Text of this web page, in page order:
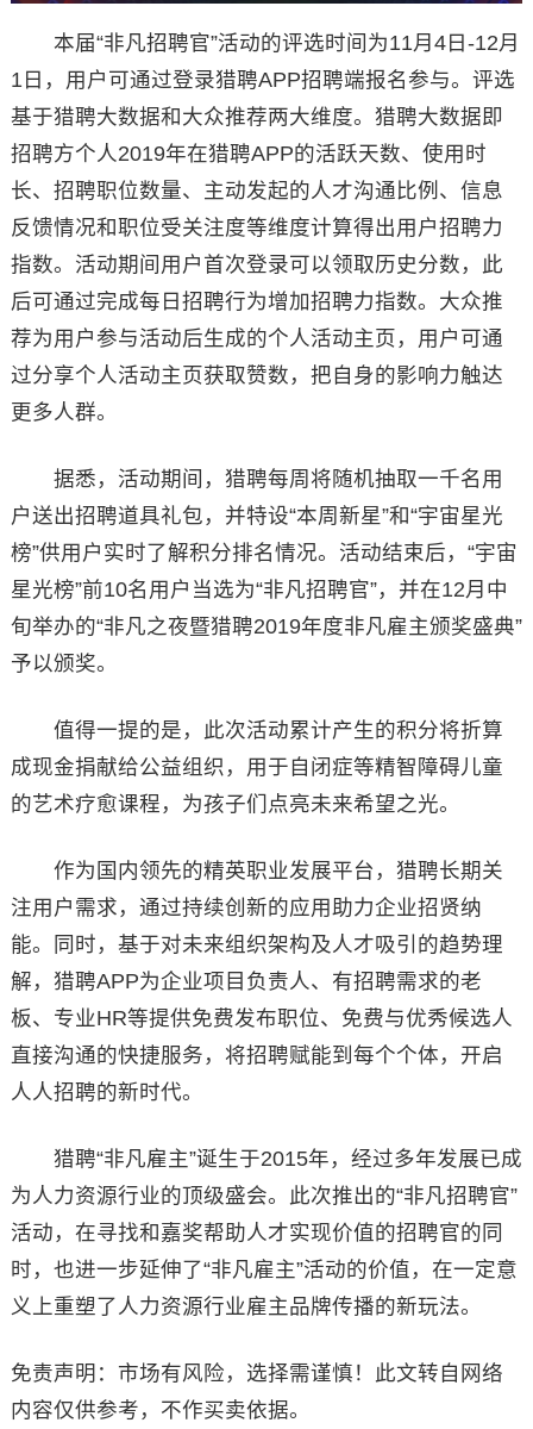
本届“非凡招聘官”活动的评选时间为11月4日-12月
1日，用户可通过登录猎聘APP招聘端报名参与。评选
基于猎聘大数据和大众推荐两大维度。猎聘大数据即
招聘方个人2019年在猎聘APP的活跃天数、使用时
长、招聘职位数量、主动发起的人才沟通比例、信息
反馈情况和职位受关注度等维度计算得出用户招聘力
指数。活动期间用户首次登录可以领取历史分数，此
后可通过完成每日招聘行为增加招聘力指数。大众推
荐为用户参与活动后生成的个人活动主页，用户可通
过分享个人活动主页获取赞数，把自身的影响力触达
更多人群。
据悉，活动期间，猎聘每周将随机抽取一千名用
户送出招聘道具礼包，并特设“本周新星”和“宇宙星光
榜”供用户实时了解积分排名情况。活动结束后，“宇宙
星光榜”前10名用户当选为“非凡招聘官”，并在12月中
旬举办的“非凡之夜暨猎聘2019年度非凡雇主颁奖盛典”
予以颁奖。
值得一提的是，此次活动累计产生的积分将折算
成现金捐献给公益组织，用于自闭症等精智障碍儿童
的艺术疗愈课程，为孩子们点亮未来希望之光。
作为国内领先的精英职业发展平台，猎聘长期关
注用户需求，通过持续创新的应用助力企业招贤纳
能。同时，基于对未来组织架构及人才吸引的趋势理
解，猎聘APP为企业项目负责人、有招聘需求的老
板、专业HR等提供免费发布职位、免费与优秀候选人
直接沟通的快捷服务，将招聘赋能到每个个体，开启
人人招聘的新时代。
猎聘“非凡雇主”诞生于2015年，经过多年发展已成
为人力资源行业的顶级盛会。此次推出的“非凡招聘官”
活动，在寻找和嘉奖帮助人才实现价值的招聘官的同
时，也进一步延伸了“非凡雇主”活动的价值，在一定意
义上重塑了人力资源行业雇主品牌传播的新玩法。
免责声明：市场有风险，选择需谨慎！此文转自网络
内容仅供参考，不作买卖依据。